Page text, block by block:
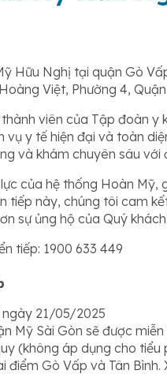
Hữu Nghị tại quận Gò
Việt, Phường 4, Quận
viên của Tập đoàn
y tế hiện đại và toàn
và khám chuyên sâu
của hệ thống Hoàn
tiếp này, chúng tôi cam
sự ủng hộ của Quý
tiếp: 1900 633 449
21/05/2025
Mỹ Sài Gòn sẽ được
(không áp dụng cho tiểu
Gò Vấp và Tân